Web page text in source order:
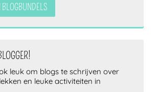
leuk om blogs te schrijven over
en leuke activiteiten in